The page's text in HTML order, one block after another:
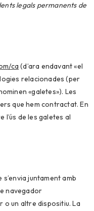
legals permanents de
ca (d’ara endavant «el
relacionades (per
«galetes»). Les
que hem contractat. En
l’ús de les galetes al
juntament amb
navegador
o un altre dispositiu. La